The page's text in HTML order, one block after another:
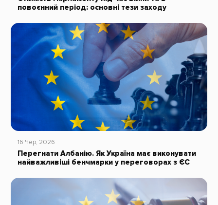
повоєнний період: основні тези заходу
16 Чер, 2026
Перегнати Албанію. Як Україна має виконувати
найважливіші бенчмарки у переговорах з ЄС